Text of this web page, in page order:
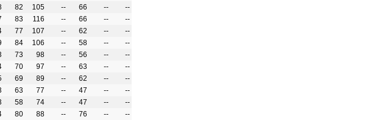
82 105 -- 66 --
--
83 116 -- 66 --
--
77 107 -- 62 --
--
84 106 -- 58 --
--
73 98 -- 56 --
--
70 97 -- 63 --
--
69 89 -- 62 --
--
63 77 -- 47 --
--
58 74 -- 47 --
--
80 88 -- 76 --
--